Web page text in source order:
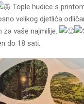
Tople hudice s
velikog djetlića
za vaše najmilije.
do 18 sati.